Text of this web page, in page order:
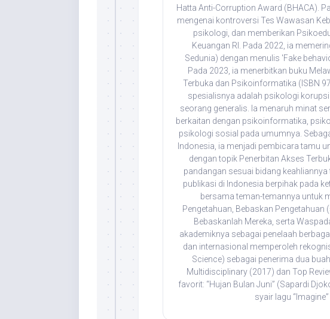
Hatta Anti-Corruption Award (BHACA).
mengenai kontroversi Tes Wawasan
psikologi, dan memberikan
Keuangan RI. Pada 2022, ia
Sedunia) dengan menulis 'Fake
Pada 2023, ia menerbitkan buku
Terbuka dan Psikoinformatika (ISBN
spesialisnya adalah psikologi
seorang generalis. Ia menaruh minat
berkaitan dengan psikoinformatika,
psikologi sosial pada umumnya.
Indonesia, ia menjadi pembicara tamu
dengan topik Penerbitan Akses
pandangan sesuai bidang
publikasi di Indonesia berpihak pada
bersama teman-temannya untuk
Pengetahuan, Bebaskan Pengetahuan
Bebaskanlah Mereka, serta
akademiknya sebagai penelaah
dan internasional memperoleh
Science) sebagai penerima dua
Multidisciplinary (2017) dan Top
favorit: “Hujan Bulan Juni” (Sapardi
syair lagu